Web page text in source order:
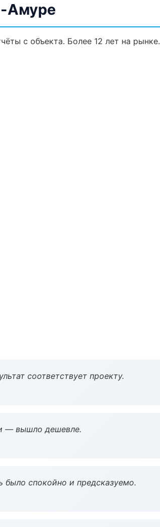
Амуре
с объекта. Более 12 лет на рынке.
соответствует проекту.
— вышло дешевле.
было спокойно и предсказуемо.